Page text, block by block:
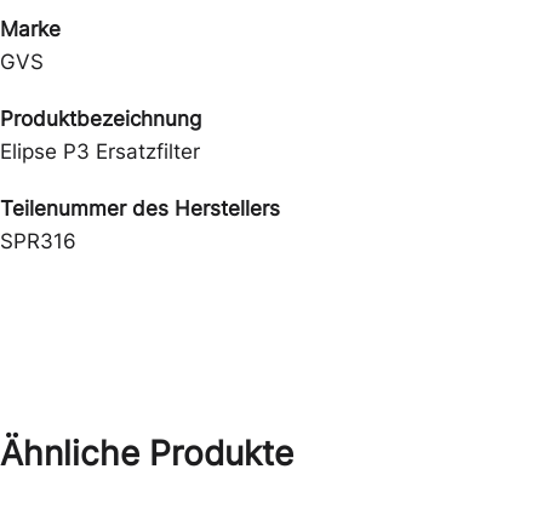
Marke
GVS
Produktbezeichnung
Elipse P3 Ersatzfilter
Teilenummer des Herstellers
SPR316
Ähnliche Produkte